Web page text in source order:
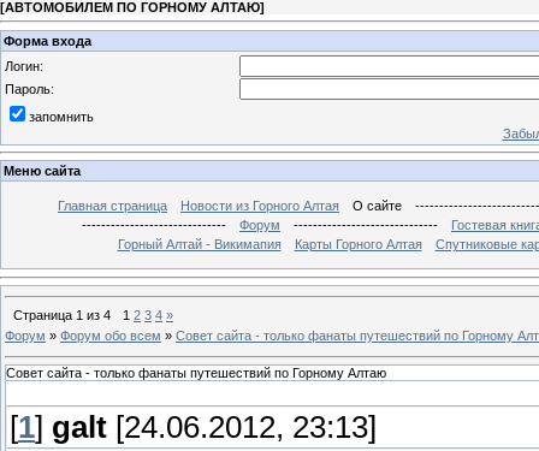
[АВТОМОБИЛЕМ ПО ГОРНОМУ АЛТАЮ]
Форма входа
Логин:
Пароль:
запомнить
Меню сайта
Главная страница Новости из Горного Алтая О сайте
------------------------------
Форум ------------------------------
Гостевая
Горный Алтай - Викимапия
Карты Горного Алтая Спутниковые
Страница 1 из 4 1 2 3 4 »
Форум » Форум обо всем » Совет сайта - только фанаты путешествий по Горному
Совет сайта - только фанаты путешествий по Горному Алтаю
[1] galt [24.06.2012, 23:13]